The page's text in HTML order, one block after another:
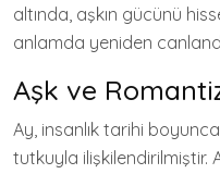
altında, aşkın gücünü
anlamda yeniden
Aşk ve
Ay, insanlık tarihi
tutkuyla ilişkilendirilmiştir.